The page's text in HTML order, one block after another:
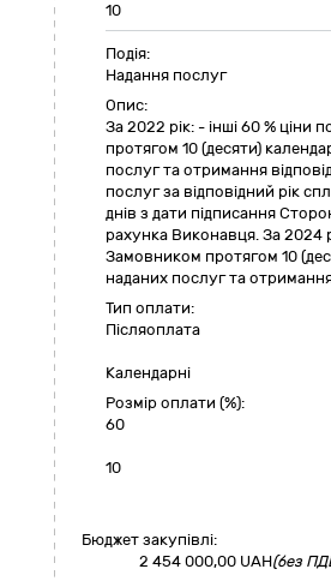
10
Подія:
Надання послуг
Опис:
За 2022 рік: - інші 60 % ціни
протягом 10 (десяти)
послуг та отримання
послуг за відповідний рік
днів з дати підписання
рахунка Виконавця. За 2024
Замовником протягом 10
наданих послуг та
Тип оплати:
Пiсляоплата
Календарні
Розмір оплати (%):
60
10
Бюджет закупівлі:
2 454 000,00 UAH(без